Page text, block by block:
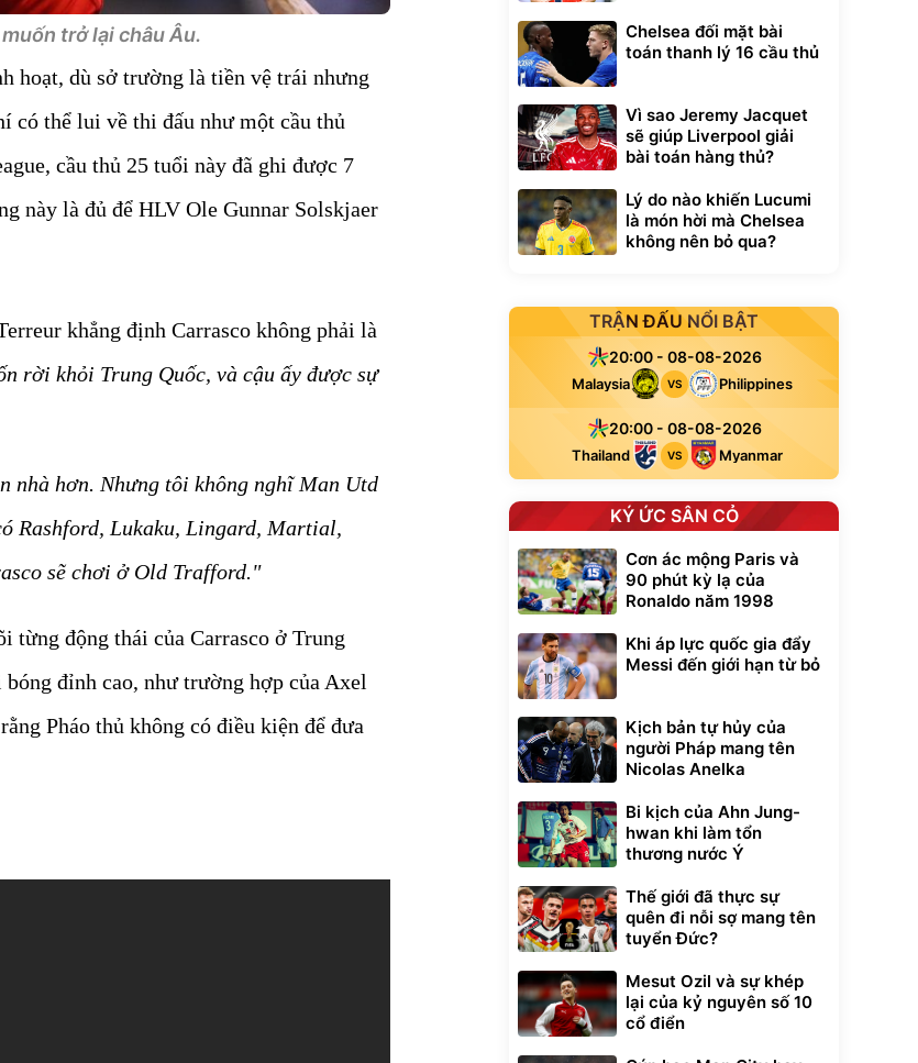
trở lại châu Âu.
hoạt, dù sở trường là tiền vệ trái nhưng
có thể lui về thi đấu như một cầu thủ
cầu thủ 25 tuổi này đã ghi được 7
này là đủ để HLV Ole Gunnar Solskjaer
khẳng định Carrasco không phải là
rời khỏi Trung Quốc, và cậu ấy được sự
nhà hơn. Nhưng tôi không nghĩ Man Utd
Rashford, Lukaku, Lingard, Martial,
sẽ chơi ở Old Trafford."
từng động thái của Carrasco ở Trung
đỉnh cao, như trường hợp của Axel
Pháo thủ không có điều kiện để đưa
Chelsea đối mặt bài
toán thanh lý 16 cầu thủ
Vì sao Jeremy Jacquet
sẽ giúp Liverpool giải
bài toán hàng thủ?
Lý do nào khiến Lucumi
là món hời mà Chelsea
không nên bỏ qua?
TRẬN ĐẤU NỔI BẬT
20:00 - 08-08-2026
Malaysia VS Philippines
20:00 - 08-08-2026
Thailand VS Myanmar
KÝ ỨC SÂN CỎ
Cơn ác mộng Paris và
90 phút kỳ lạ của
Ronaldo năm 1998
Khi áp lực quốc gia đẩy
Messi đến giới hạn từ bỏ
Kịch bản tự hủy của
người Pháp mang tên
Nicolas Anelka
Bi kịch của Ahn Jung-
hwan khi làm tổn
thương nước Ý
Thế giới đã thực sự
quên đi nỗi sợ mang tên
tuyển Đức?
Mesut Ozil và sự khép
lại của kỷ nguyên số 10
cổ điển